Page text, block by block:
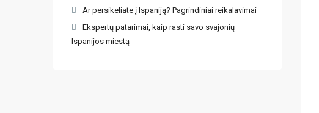
Ar persikeliate į Ispaniją? Pagrindiniai reikalavimai
Ekspertų patarimai, kaip rasti savo svajonių
Ispanijos miestą